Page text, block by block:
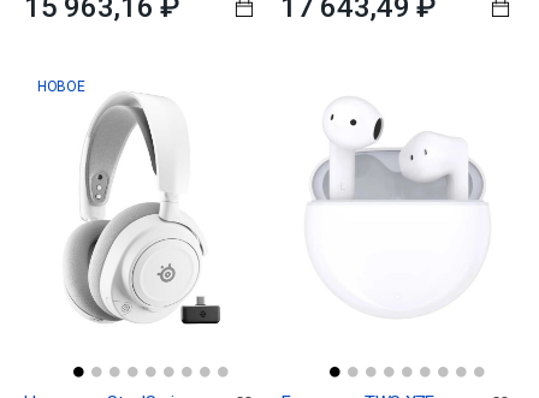
15 963,16 ₽ 17 643,49 ₽
НОВОЕ